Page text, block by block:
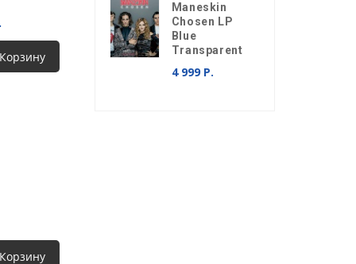
Maneskin
Chosen LP
Blue
Transparent
4 999 Р.